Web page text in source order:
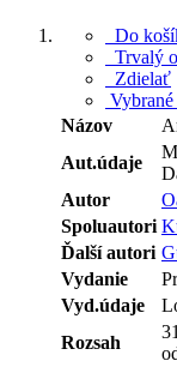
Do
Trvalý
Zdielať
Názov
Aut.údaje
Autor
Spoluautori
Ďalší autori
Vydanie
Vyd.údaje
Rozsah